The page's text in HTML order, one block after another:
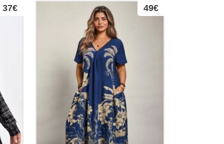
37€ 49€